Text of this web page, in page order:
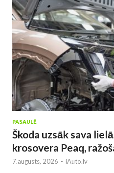
PASAULĒ
Škoda uzsāk sava
krosovera Peaq,
7.augusts, 2026 - iAuto.lv